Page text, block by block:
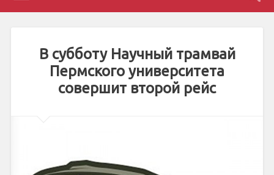
В субботу Научный трамвай
Пермского университета
совершит второй рейс